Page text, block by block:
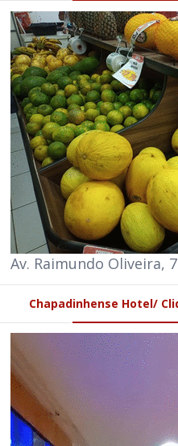
Av. Raimundo Oliveira,
Chapadinhense Hotel/